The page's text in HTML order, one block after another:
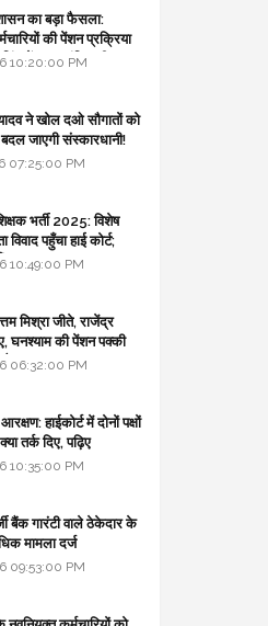
का बड़ा फैसला:
की पेंशन प्रक्रिया
में हुए क्रांतिकारी
10:20:00 PM
ने खोल दओ सौगातों को
बदल जाएगी संस्कारधानी!
07:25:00 PM
भर्ती 2025: विशेष
विवाद पहुँचा हाई कोर्ट;
जवाब
10:49:00 PM
मिश्रा जीते, राजेंद्र
घनश्याम की पेंशन पक्की
टू...
06:32:00 PM
हाईकोर्ट में दोनों पक्षों
तर्क दिए, पढ़िए
10:35:00 PM
बैंक गारंटी वाले ठेकेदार के
मामला दर्ज
09:53:00 PM